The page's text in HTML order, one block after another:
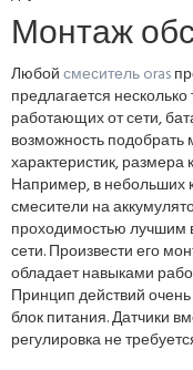
Монтаж
Любойсмеситель oras
предлагается
работающих от сети,
возможность
характеристик,
Например, в небольших
смесители на
проходимостью
сети. Произвести его
обладает навыками
Принцип действий
блок питания. Датчики
регулировка не